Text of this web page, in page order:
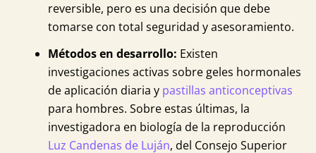
reversible, pero es una decisión que debe
tomarse con total seguridad y asesoramiento.
Métodos en desarrollo: Existen
investigaciones activas sobre geles hormonales
de aplicación diaria y pastillas anticonceptivas
para hombres. Sobre estas últimas, la
investigadora en biología de la reproducción
Luz Candenas de Luján, del Consejo Superior